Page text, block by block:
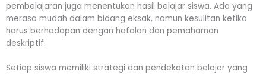
pembelajaran juga menentukan hasil belajar siswa. Ada yang
merasa mudah dalam bidang eksak, namun kesulitan ketika
harus berhadapan dengan hafalan dan pemahaman
deskriptif.
Setiap siswa memiliki strategi dan pendekatan belajar yang